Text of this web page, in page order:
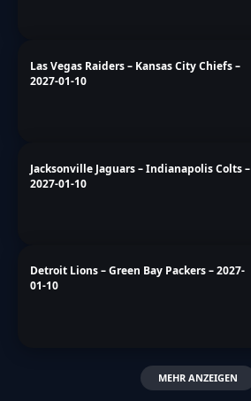
Las Vegas Raiders – Kansas City Chiefs –
2027-01-10
Jacksonville Jaguars – Indianapolis Colts –
2027-01-10
Detroit Lions – Green Bay Packers – 2027-
01-10
MEHR ANZEIGEN